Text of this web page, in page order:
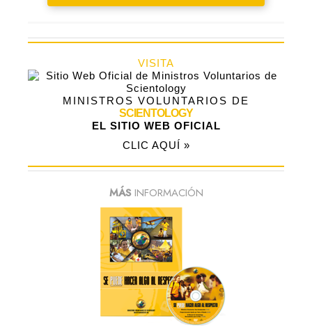
VISITA
MINISTROS VOLUNTARIOS DE
SCIENTOLOGY
EL SITIO WEB OFICIAL
CLIC AQUÍ »
MÁSINFORMACIÓN